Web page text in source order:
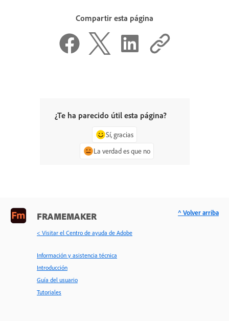
Compartir esta página
¿Te ha parecido útil esta página?
Sí, gracias
La verdad es que no
FRAMEMAKER
< Visitar el Centro de ayuda de Adobe
Información y asistencia técnica
Introducción
Guía del usuario
Tutoriales
^ Volver arriba